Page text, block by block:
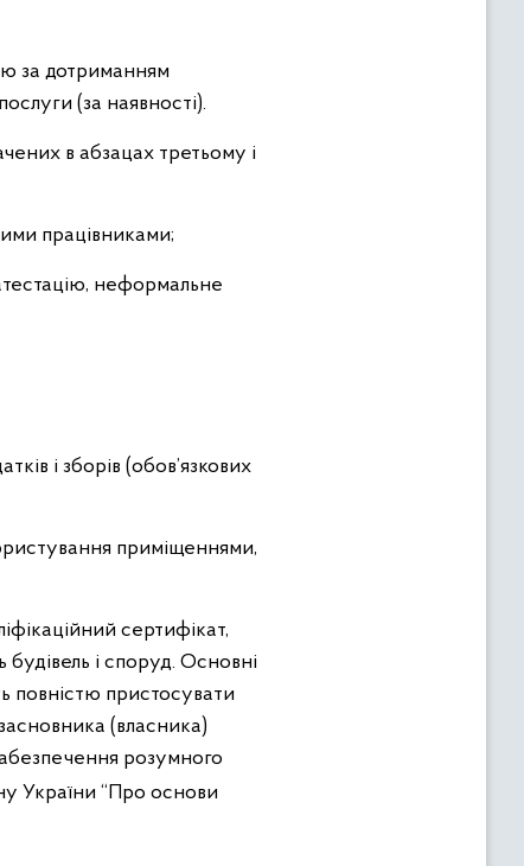
за дотриманням
(за наявності).
в абзацах третьому і
працівниками;
атестацію, неформальне
і зборів (обов’язкових
приміщеннями,
сертифікат,
і споруд. Основні
повністю пристосувати
(власника)
розумного
України “Про основи